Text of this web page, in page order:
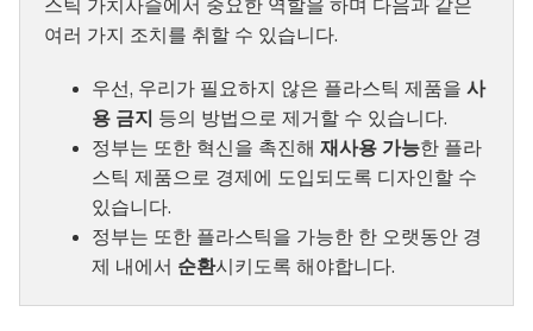
스틱 가치사슬에서 중요한 역할을 하며 다음과 같은
여러 가지 조치를 취할 수 있습니다.
우선, 우리가 필요하지 않은 플라스틱 제품을 사
용 금지 등의 방법으로 제거할 수 있습니다.
정부는 또한 혁신을 촉진해 재사용 가능한 플라
스틱 제품으로 경제에 도입되도록 디자인할 수
있습니다.
정부는 또한 플라스틱을 가능한 한 오랫동안 경
제 내에서 순환시키도록 해야합니다.